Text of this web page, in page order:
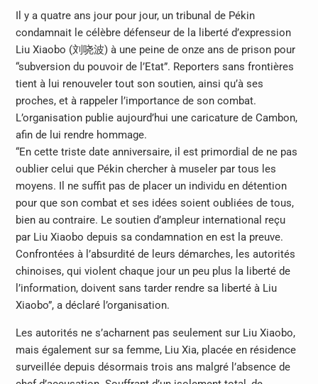
Il y a quatre ans jour pour jour, un tribunal de Pékin
condamnait le célèbre défenseur de la liberté d’expression
Liu Xiaobo (刘哓波) à une peine de onze ans de prison pour
“subversion du pouvoir de l’Etat”. Reporters sans frontières
tient à lui renouveler tout son soutien, ainsi qu’à ses
proches, et à rappeler l’importance de son combat.
L’organisation publie aujourd’hui une caricature de Cambon,
afin de lui rendre hommage.
“En cette triste date anniversaire, il est primordial de ne pas
oublier celui que Pékin chercher à museler par tous les
moyens. Il ne suffit pas de placer un individu en détention
pour que son combat et ses idées soient oubliées de tous,
bien au contraire. Le soutien d’ampleur international reçu
par Liu Xiaobo depuis sa condamnation en est la preuve.
Confrontées à l’absurdité de leurs démarches, les autorités
chinoises, qui violent chaque jour un peu plus la liberté de
l’information, doivent sans tarder rendre sa liberté à Liu
Xiaobo”, a déclaré l’organisation.
Les autorités ne s’acharnent pas seulement sur Liu Xiaobo,
mais également sur sa femme, Liu Xia, placée en résidence
surveillée depuis désormais trois ans malgré l’absence de